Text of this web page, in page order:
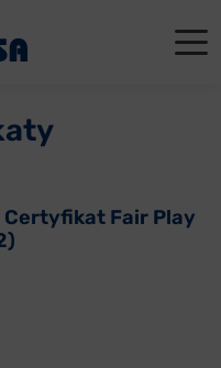
Certyfikat Fair Play